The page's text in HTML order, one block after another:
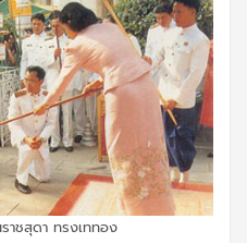
าชสุดา ทรงเททอง